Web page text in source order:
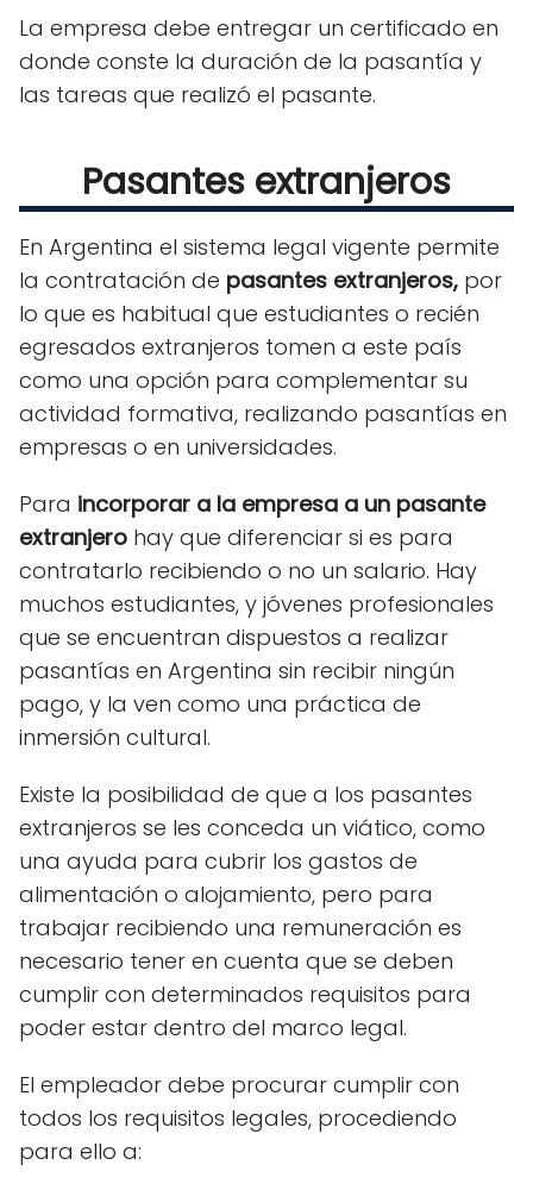
La empresa debe entregar un certificado en
donde conste la duración de la pasantía y
las tareas que realizó el pasante.
Pasantes extranjeros
En Argentina el sistema legal vigente permite
la contratación de pasantes extranjeros, por
lo que es habitual que estudiantes o recién
egresados extranjeros tomen a este país
como una opción para complementar su
actividad formativa, realizando pasantías en
empresas o en universidades.
Para incorporar a la empresa a un pasante
extranjero hay que diferenciar si es para
contratarlo recibiendo o no un salario. Hay
muchos estudiantes, y jóvenes profesionales
que se encuentran dispuestos a realizar
pasantías en Argentina sin recibir ningún
pago, y la ven como una práctica de
inmersión cultural.
Existe la posibilidad de que a los pasantes
extranjeros se les conceda un viático, como
una ayuda para cubrir los gastos de
alimentación o alojamiento, pero para
trabajar recibiendo una remuneración es
necesario tener en cuenta que se deben
cumplir con determinados requisitos para
poder estar dentro del marco legal.
El empleador debe procurar cumplir con
todos los requisitos legales, procediendo
para ello a: